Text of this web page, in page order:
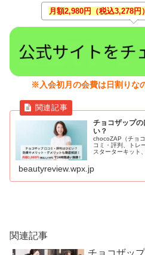
月額2,980円（税込3,278円
※入会初月の会費は日割りな
チョコザップ
い？
chocoZAP（チョ
コミ・評判、トレ
スターターキット
ム。月額2,980円
く、セルフエステ
beautyreview.wpx.jp
関連記事
チョコザッ